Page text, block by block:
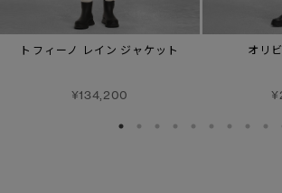
トフィーノ レイン ジャケット
¥134,200
オリ